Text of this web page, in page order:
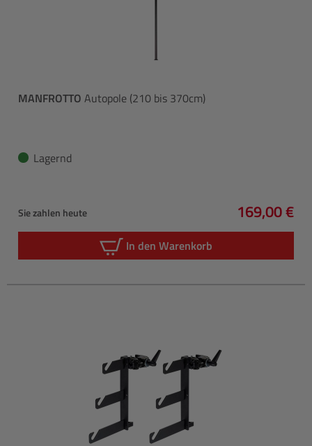
MANFROTTO Autopole (210 bis 370cm)
Lagernd
Sie zahlen heute
Regulärer
169,00 €
In den Warenkorb